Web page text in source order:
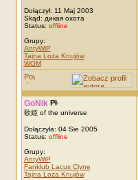
Dołączył: 11 Maj 2003
Skąd: дикая охота
Status: offline
Grupy:
AntyWiP
Tajna Loża Knujów
WOM
GoNik
歌姫 of the universe
Dołączyła: 04 Sie 2005
Status: offline
Grupy:
AntyWiP
Fanklub Lacus Clyne
Tajna Loża Knujów